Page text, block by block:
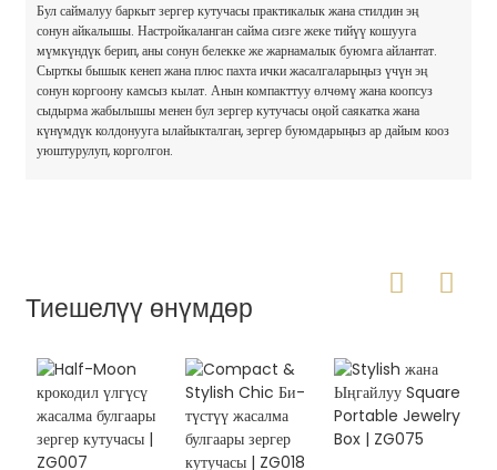
Бул саймалуу баркыт зергер кутучасы практикалык жана стилдин эң
сонун айкалышы. Настройкаланган сайма сизге жеке тийүү кошууга
мүмкүндүк берип, аны сонун белекке же жарнамалык буюмга айлантат.
Сырткы бышык кенеп жана плюс пахта ички жасалгаларыңыз үчүн эң
сонун коргоону камсыз кылат. Анын компакттуу өлчөмү жана коопсуз
сыдырма жабылышы менен бул зергер кутучасы оңой саякатка жана
күнүмдүк колдонууга ылайыкталган, зергер буюмдарыңыз ар дайым кооз
уюштурулуп, корголгон.
Тиешелүү өнүмдөр